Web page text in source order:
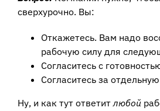
сверхурочно. Вы:
Откажетесь. Вам надо
рабочую силу для
Согласитесь с
Согласитесь за
Ну, и как тут ответитлюбой